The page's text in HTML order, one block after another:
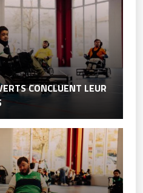
CONCLUENT LEUR